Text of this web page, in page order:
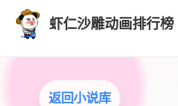
虾仁沙雕动画排行榜
返回小说库